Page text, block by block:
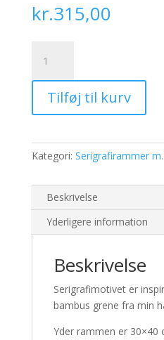
kr.315,00
269
antalTilføj til kurv
Kategori: Serigrafirammer
Beskrivelse
Yderligere information
Beskrivelse
Serigrafimotivet er
bambus grene fra min
Yder rammen er 30×40